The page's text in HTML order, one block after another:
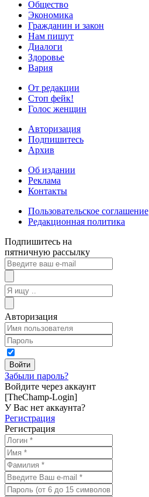
Общество
Экономика
Гражданин и закон
Нам пишут
Диалоги
Здоровье
Вария
От редакции
Стоп фейк!
Голос женщин
Авторизация
Подпишитесь
Архив
Об издании
Реклама
Контакты
Пользовательское соглашение
Редакционная политика
Подпишитесь на
пятничную рассылку
Авторизация
Забыли пароль?
Войдите через аккаунт
[TheChamp-Login]
У Вас нет аккаунта?
Регистрация
Регистрация